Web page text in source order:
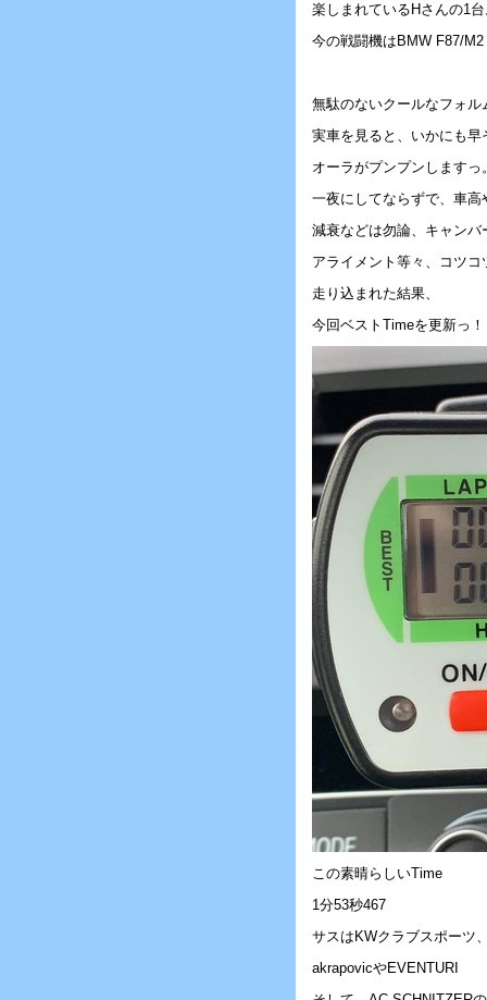
楽しまれているHさんの1
今の戦闘機はBMW F87/M2
無駄のないクールなフォル
実車を見ると、いかにも早
オーラがプンプンしますっ
一夜にしてならずで、車高
減衰などは勿論、キャンバ
アライメント等々、コツコ
走り込まれた結果、
今回ベストTimeを更新っ！
この素晴らしいTime
1分53秒467
サスはKWクラブスポーツ
akrapovicやEVENTURI